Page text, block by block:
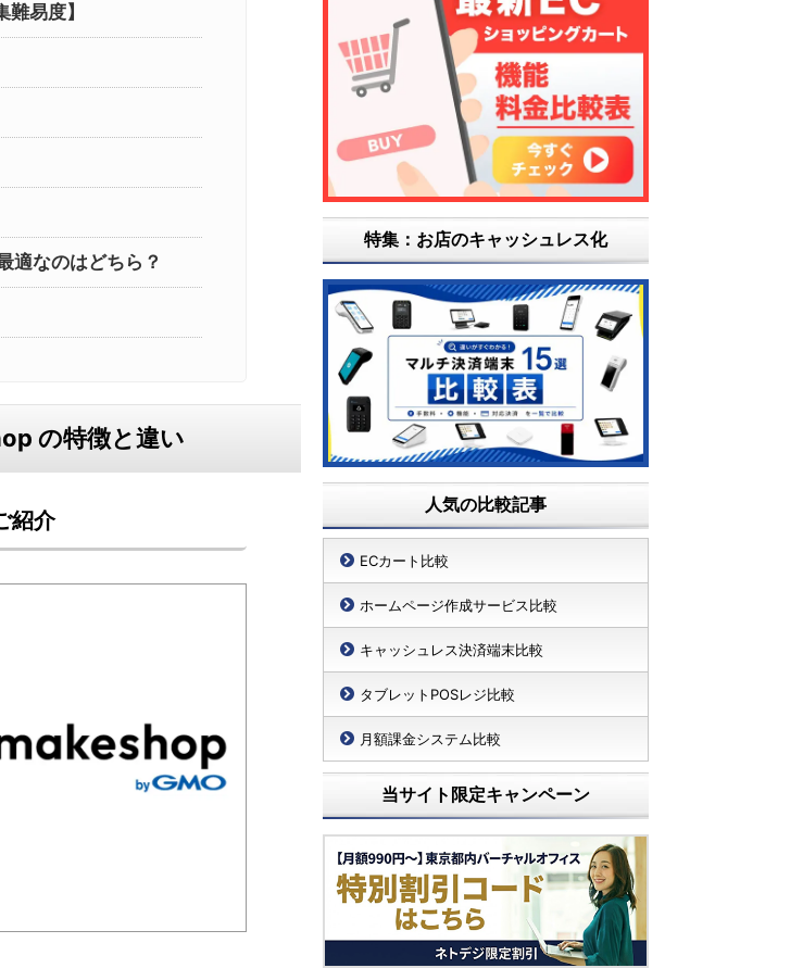
易度】
なのはどちら？
の特徴と違い
紹介
特集：お店のキャッシュレス化
人気の比較記事
ECカート比較
ホームページ作成サービス比較
キャッシュレス決済端末比較
タブレットPOSレジ比較
月額課金システム比較
当サイト限定キャンペーン